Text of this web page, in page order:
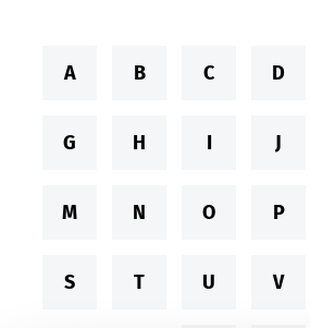
A B C D
G H I J
M N O P
S T U V